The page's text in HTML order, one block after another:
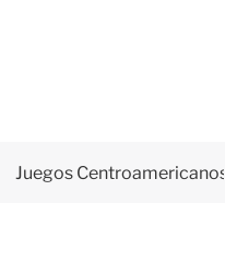
Juegos Centroamericanos